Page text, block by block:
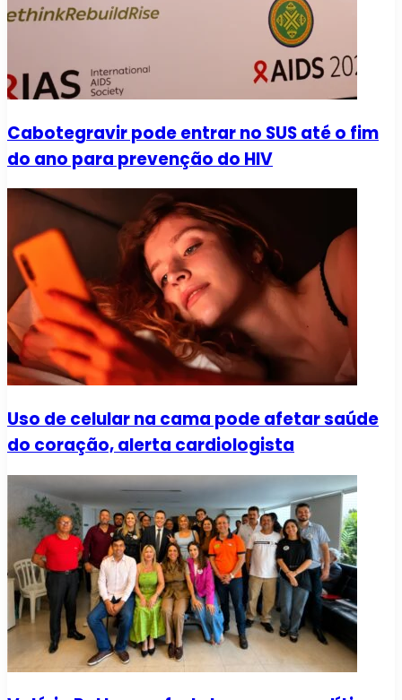
Cabotegravir pode entrar no SUS até o fim
do ano para prevenção do HIV
Uso de celular na cama pode afetar saúde
do coração, alerta cardiologista